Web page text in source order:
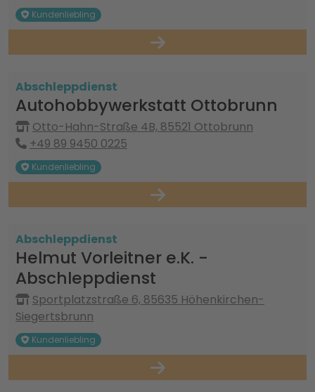
Kundenliebling
Abschleppdienst
Autohobbywerkstatt Ottobrunn
Otto-Hahn-Straße 4B, 85521 Ottobrunn
+49 89 9450 0225
Kundenliebling
Abschleppdienst
Helmut Vorleitner e.K. -
Abschleppdienst
Sportplatzstraße 6, 85635 Höhenkirchen-
Siegertsbrunn
Kundenliebling